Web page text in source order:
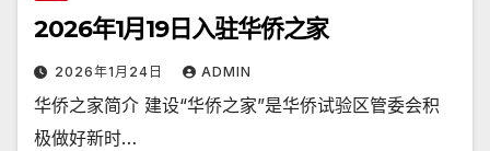
2026年1月19日入驻华侨之家
2026年1月24日 ADMIN
华侨之家简介 建设“华侨之家”是华侨试验区管委会积
极做好新时…